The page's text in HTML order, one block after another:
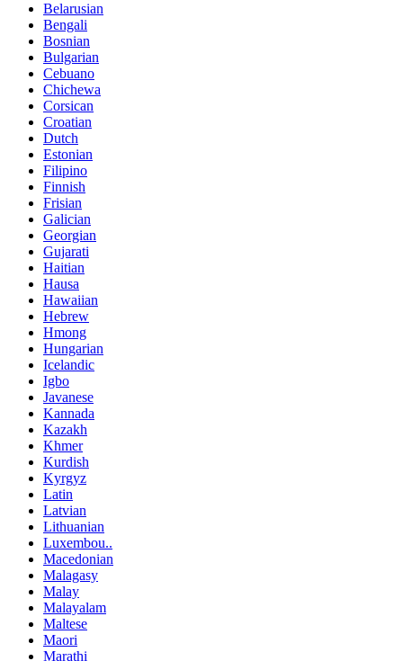
Belarusian
Bengali
Bosnian
Bulgarian
Cebuano
Chichewa
Corsican
Croatian
Dutch
Estonian
Filipino
Finnish
Frisian
Galician
Georgian
Gujarati
Haitian
Hausa
Hawaiian
Hebrew
Hmong
Hungarian
Icelandic
Igbo
Javanese
Kannada
Kazakh
Khmer
Kurdish
Kyrgyz
Latin
Latvian
Lithuanian
Luxembou..
Macedonian
Malagasy
Malay
Malayalam
Maltese
Maori
Marathi